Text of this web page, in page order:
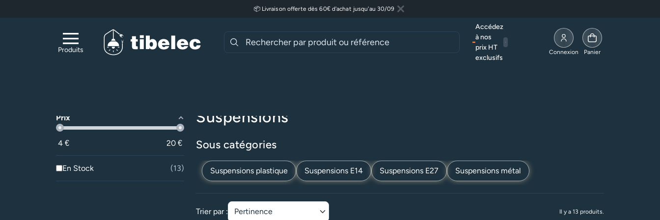
Lire plus
📦 Livraison offerte dès 60€ d'achat jusqu'au 30/09
Fermer
Produits
Accédez
à nos
prix HT
exclusifs
Allez à la page compte
Connexion Panier
Prix
4 € 20 €
En Stock 13
Suspensions
Sous catégories
Suspensions plastique Suspensions E14 Suspensions E27 Suspensions métal
Trier par : Il y a 13 produits.